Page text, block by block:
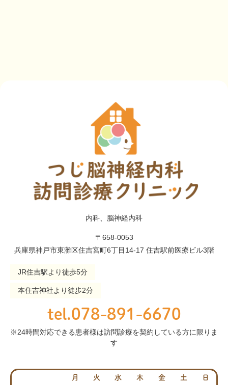
内科、脳神経内科
〒658-0053
兵庫県神戸市東灘区住吉宮町6丁目14‐17 住吉駅前医療ビル3階
JR住吉駅より徒歩5分
本住吉神社より徒歩2分
tel.078-891-6670
※24時間対応できる患者様は訪問診療を契約している方に限りま
す
月 火 水 木 金 土 日